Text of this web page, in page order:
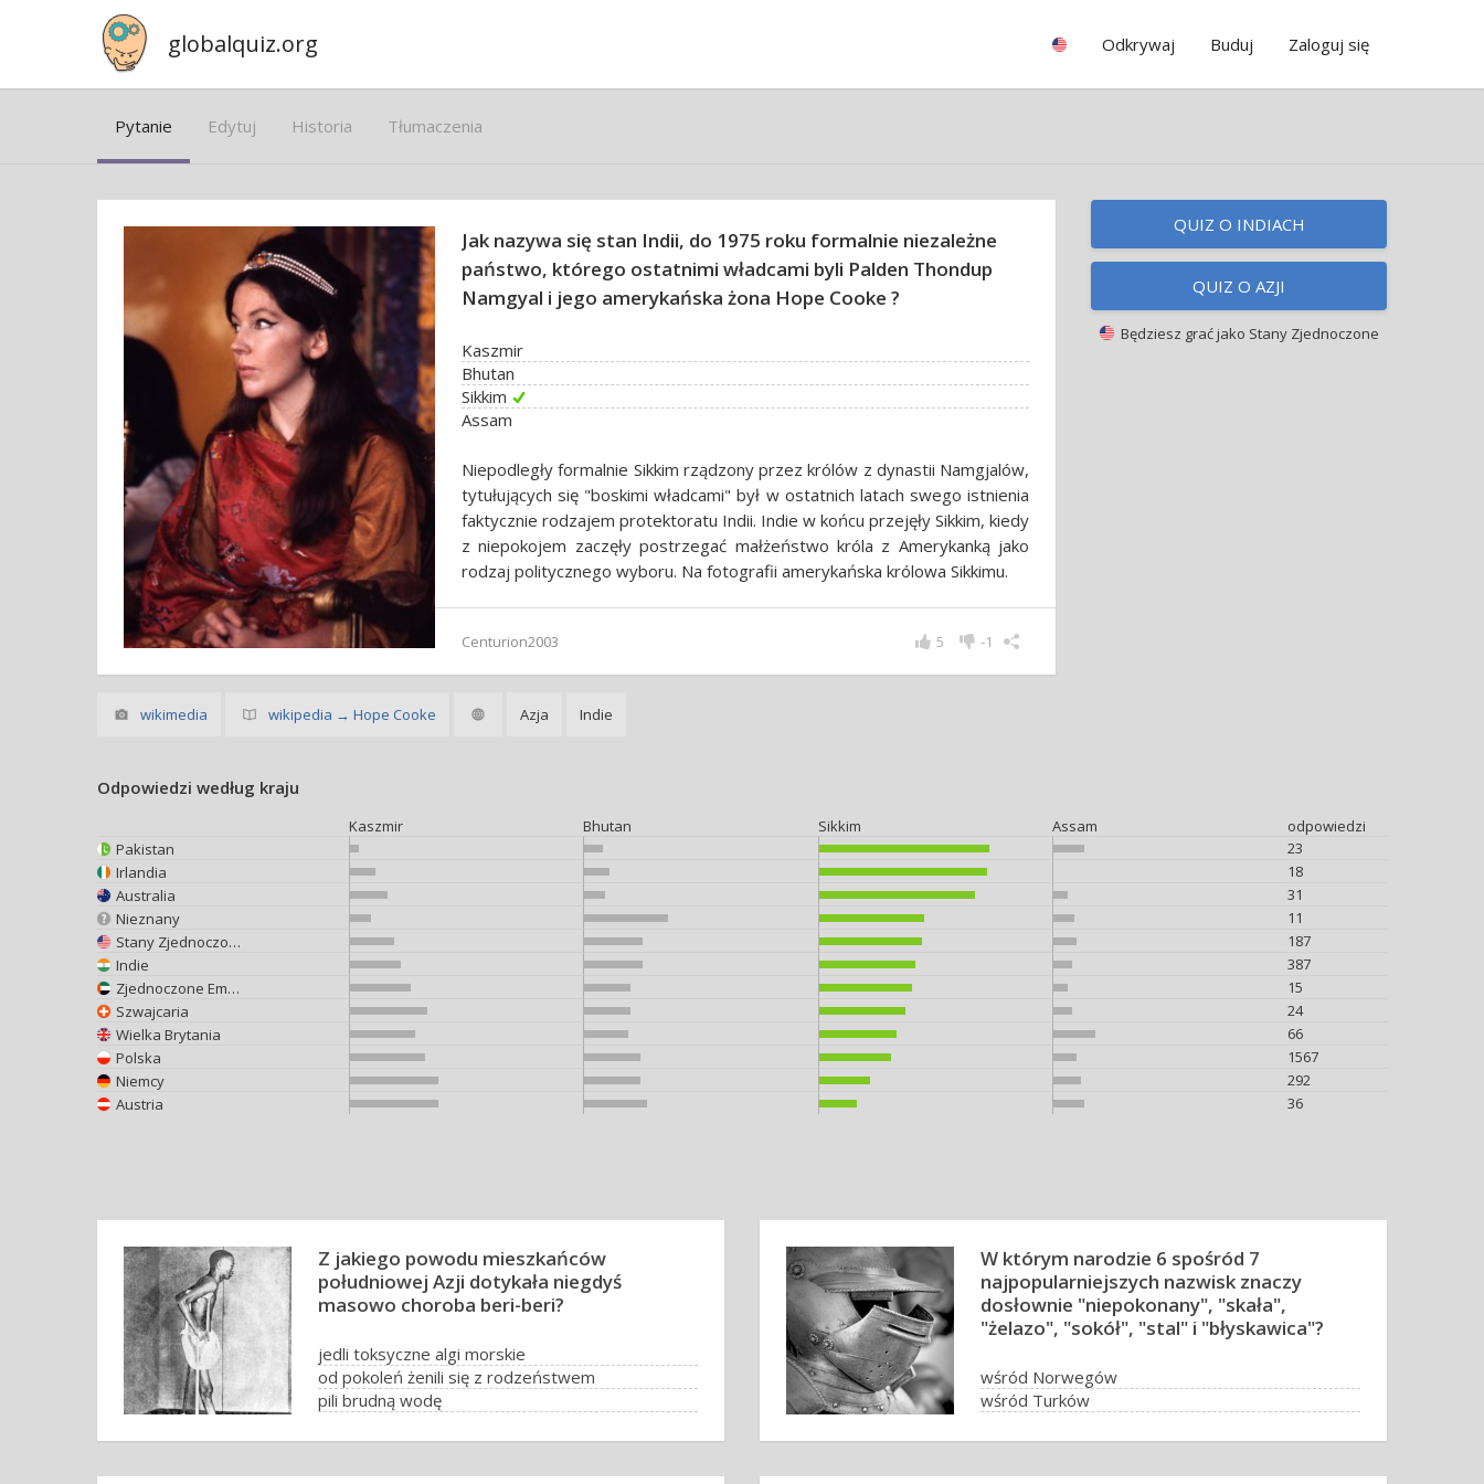
globalquiz.org Odkrywaj Buduj Zaloguj się
Pytanie Edytuj Historia Tłumaczenia
Jak nazywa się stan Indii, do 1975 roku formalnie niezależne
państwo, którego ostatnimi władcami byli Palden Thondup
Namgyal i jego amerykańska żona Hope Cooke ?
Kaszmir
Bhutan
Sikkim
Assam
Niepodległy formalnie Sikkim rządzony przez królów z dynastii Namgjalów,
tytułujących się "boskimi władcami" był w ostatnich latach swego istnienia
faktycznie rodzajem protektoratu Indii. Indie w końcu przejęły Sikkim, kiedy
z niepokojem zaczęły postrzegać małżeństwo króla z Amerykanką jako
rodzaj politycznego wyboru. Na fotografii amerykańska królowa Sikkimu.
Centurion2003 -1
5
wikimedia wikipedia → Hope Cooke Azja Indie
QUIZ O INDIACH
QUIZ O AZJI
Będziesz grać jako Stany Zjednoczone
Odpowiedzi według kraju
Kaszmir Bhutan Sikkim Assam
odpowiedzi
Pakistan
23
Irlandia
18
Australia
31
Nieznany
11
Stany Zjednoczone
187
Indie
387
Zjednoczone Emiraty Arabskie
15
Szwajcaria
24
Wielka Brytania
66
Polska
1567
Niemcy
292
Austria
36
Z jakiego powodu mieszkańców
południowej Azji dotykała niegdyś
masowo choroba beri-beri?
jedli toksyczne algi morskie
od pokoleń żenili się z rodzeństwem
pili brudną wodę
W którym narodzie 6 spośród 7
najpopularniejszych nazwisk znaczy
dosłownie "niepokonany", "skała",
"żelazo", "sokół", "stal" i "błyskawica"?
wśród Norwegów
wśród Turków
wśród Japończyków